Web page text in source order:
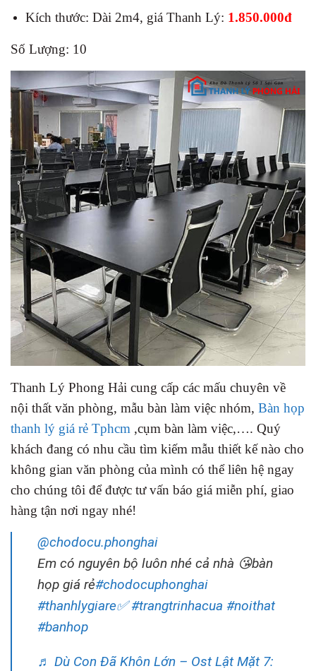
Kích thước: Dài 2m4, giá Thanh Lý: 1.850.000đ
Số Lượng: 10
Thanh Lý Phong Hải cung cấp các mấu chuyên về
nội thất văn phòng, mẫu bàn làm việc nhóm, Bàn họp
thanh lý giá rẻ Tphcm ,cụm bàn làm việc,…. Quý
khách đang có nhu cầu tìm kiếm mẫu thiết kế nào cho
không gian văn phòng của mình có thể liên hệ ngay
cho chúng tôi để được tư vấn báo giá miễn phí, giao
hàng tận nơi ngay nhé!
@chodocu.phonghai
Em có nguyên bộ luôn nhé cả nhà 😘bàn
họp giá rẻ#chodocuphonghai
#thanhlygiare✅ #trangtrinhacua #noithat
#banhop
♬ Dù Con Đã Khôn Lớn – Ost Lật Mặt 7: